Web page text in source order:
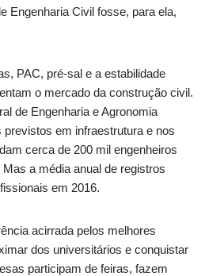
Engenharia Civil fosse, para ela,
PAC, pré-sal e a estabilidade
o mercado da construção civil.
de Engenharia e Agronomia
em infraestrutura e nos
cerca de 200 mil engenheiros
a média anual de registros
em 2016.
acirrada pelos melhores
dos universitários e conquistar
participam de feiras, fazem